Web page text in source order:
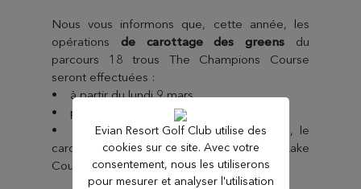
Nous vous informons que, cette année, les
opérations de carottage des greens du
parcours 18 trous The Champions Course
seront effectuées :
• à partir du lundi 9 mars,
• puis à partir du jeudi 27 août.
• Au cours de ces mêmes semaines, le
carottage des greens du parcours The Lake
Course (6 trous) sera également réalisé.
Evian Resort Golf Club utilise des
cookies sur ce site. Avec votre
consentement, nous les utiliserons
pour mesurer et analyser l'utilisation